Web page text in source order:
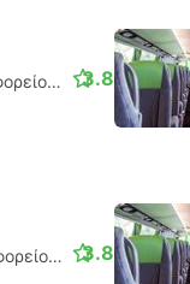
14ώ 25λεπτά λεωφορείο+λεωφορείο.Μονή σύνδεση
3.8
15ώ 50λεπτά λεωφορείο+λεωφορείο.Μονή σύνδεση
3.8